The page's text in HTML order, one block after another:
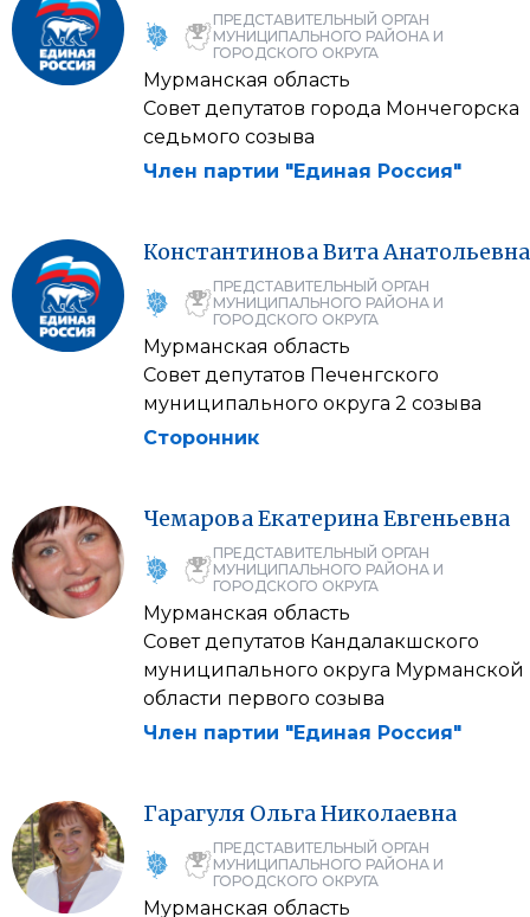
ПРЕДСТАВИТЕЛЬНЫЙ ОРГАН
МУНИЦИПАЛЬНОГО РАЙОНА И
ГОРОДСКОГО ОКРУГА
Мурманская область
Совет депутатов города Мончегорска
седьмого созыва
Член партии "Единая Россия"
КонстантиноваВитаАнатольевна
ПРЕДСТАВИТЕЛЬНЫЙ ОРГАН
МУНИЦИПАЛЬНОГО РАЙОНА И
ГОРОДСКОГО ОКРУГА
Мурманская область
Совет депутатов Печенгского
муниципального округа 2 созыва
Сторонник
ЧемароваЕкатеринаЕвгеньевна
ПРЕДСТАВИТЕЛЬНЫЙ ОРГАН
МУНИЦИПАЛЬНОГО РАЙОНА И
ГОРОДСКОГО ОКРУГА
Мурманская область
Совет депутатов Кандалакшского
муниципального округа Мурманской
области первого созыва
Член партии "Единая Россия"
Гарагуля ОльгаНиколаевна
ПРЕДСТАВИТЕЛЬНЫЙ ОРГАН
МУНИЦИПАЛЬНОГО РАЙОНА И
ГОРОДСКОГО ОКРУГА
Мурманская область